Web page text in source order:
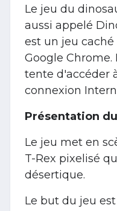
Le jeu du
aussi appelé
est un jeu
Google
tente d'accéder
connexion
Présentation
Le jeu met en
T-Rex pixelisé
désertique.
Le but du jeu